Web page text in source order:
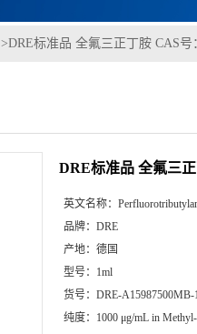
>DRE标准品 全氟三正丁胺 CAS号
DRE标准品 全氟三
英文名称：
品牌： DRE
产地： 德国
型号： 1ml
货号： DRE-A15987500MB-
纯度： 1000 μg/mL in